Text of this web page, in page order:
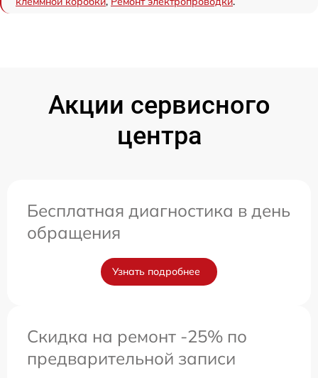
Акции сервисного
центра
Бесплатная диагностика в день
обращения
Узнать подробнее
Скидка на ремонт -25% по
предварительной записи